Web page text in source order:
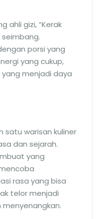
ahli gizi, “Kerak
porsi yang
yang cukup,
menjadi daya
satu warisan kuliner
dan sejarah.
yang
rasa yang bisa
telor menjadi